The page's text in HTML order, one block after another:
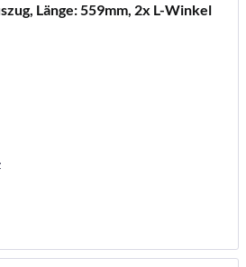
Länge: 559mm, 2x L-Winkel